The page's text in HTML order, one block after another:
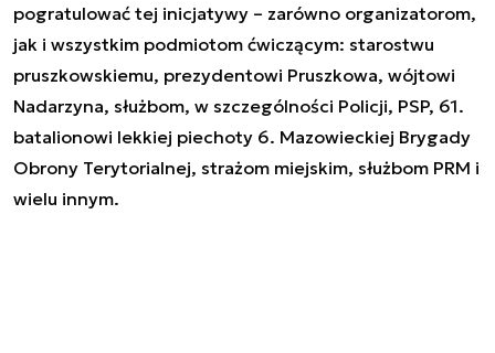
pogratulować tej inicjatywy – zarówno organizatorom,
jak i wszystkim podmiotom ćwiczącym: starostwu
pruszkowskiemu, prezydentowi Pruszkowa, wójtowi
Nadarzyna, służbom, w szczególności Policji, PSP, 61.
batalionowi lekkiej piechoty 6. Mazowieckiej Brygady
Obrony Terytorialnej, strażom miejskim, służbom PRM i
wielu innym.